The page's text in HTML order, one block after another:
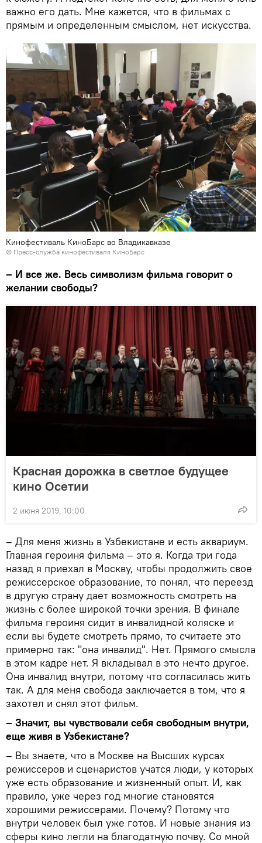
важно его дать. Мне кажется, что в фильмах с
прямым и определенным смыслом, нет искусства.
Кинофестиваль КиноБарс во Владикавказе
© Пресс-служба кинофестиваля КиноБарс
– И все же. Весь символизм фильма говорит о
желании свободы?
Красная дорожка в светлое будущее
кино Осетии
2 июня 2019, 10:00
– Для меня жизнь в Узбекистане и есть аквариум.
Главная героиня фильма – это я. Когда три года
назад я приехал в Москву, чтобы продолжить свое
режиссерское образование, то понял, что переезд
в другую страну дает возможность смотреть на
жизнь с более широкой точки зрения. В финале
фильма героиня сидит в инвалидной коляске и
если вы будете смотреть прямо, то считаете это
примерно так: "она инвалид". Нет. Прямого смысла
в этом кадре нет. Я вкладывал в это нечто другое.
Она инвалид внутри, потому что согласилась жить
так. А для меня свобода заключается в том, что я
захотел и снял этот фильм.
– Значит, вы чувствовали себя свободным внутри,
еще живя в Узбекистане?
– Вы знаете, что в Москве на Высших курсах
режиссеров и сценаристов учатся люди, у которых
уже есть образование и жизненный опыт. И, как
правило, уже через год многие становятся
хорошими режиссерами. Почему? Потому что
внутри человек был уже готов. И новые знания из
сферы кино легли на благодатную почву. Со мной